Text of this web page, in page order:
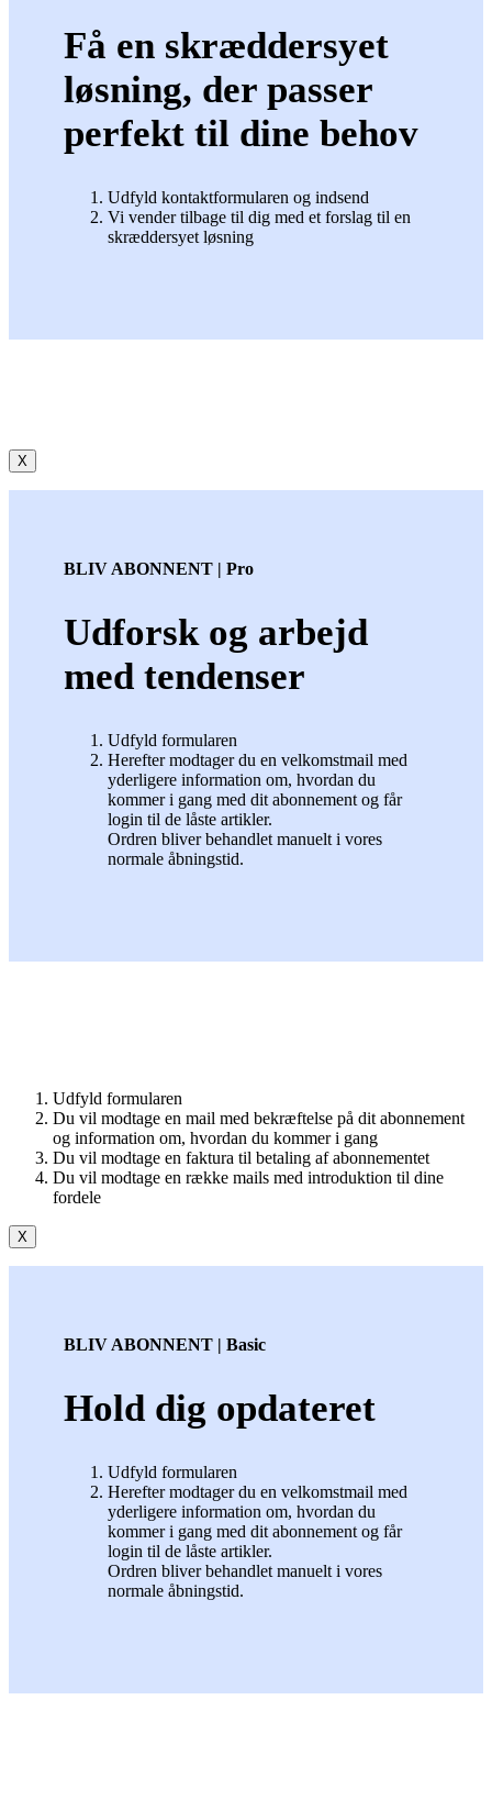
Få en skræddersyet
løsning, der passer
perfekt til dine behov
Udfyld kontaktformularen og indsend
Vi vender tilbage til dig med et forslag til en
skræddersyet løsning
X
BLIV ABONNENT | Pro
Udforsk og arbejd
med tendenser
Udfyld formularen
Herefter modtager du en velkomstmail med
yderligere information om, hvordan du
kommer i gang med dit abonnement og får
login til de låste artikler.
Ordren bliver behandlet manuelt i vores
normale åbningstid.
Udfyld formularen
Du vil modtage en mail med bekræftelse på dit abonnement
og information om, hvordan du kommer i gang
Du vil modtage en faktura til betaling af abonnementet
Du vil modtage en række mails med introduktion til dine
fordele
X
BLIV ABONNENT | Basic
Hold dig opdateret
Udfyld formularen
Herefter modtager du en velkomstmail med
yderligere information om, hvordan du
kommer i gang med dit abonnement og får
login til de låste artikler.
Ordren bliver behandlet manuelt i vores
normale åbningstid.